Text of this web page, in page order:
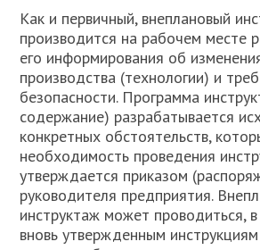
Как и первичный, внеплановый
производится на рабочем месте
его информирования об
производства (технологии) и
безопасности. Программа
содержание) разрабатывается
конкретных обстоятельств,
необходимость проведения
утверждается приказом
руководителя предприятия.
инструктаж может проводиться,
вновь утвержденным